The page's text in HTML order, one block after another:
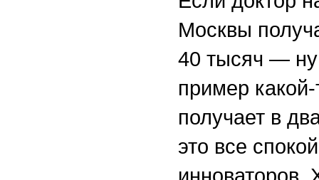
Москвы
40 тысяч — ну
пример
получает в
это все